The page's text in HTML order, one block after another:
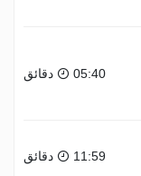
05:40 دقائق
11:59 دقائق